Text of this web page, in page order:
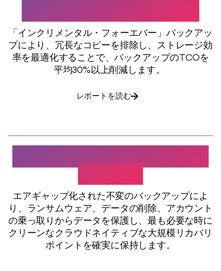
「インクリメンタル・フォーエバー」バックアッ
プにより、冗長なコピーを排除し、ストレージ効
率を最適化することで、バックアップのTCOを
平均30%以上削減します。
レポートを読む
エアギャップ化された不変のバックアップによ
り、ランサムウェア、データの削除、アカウント
の乗っ取りからデータを保護し、最も必要な時に
クリーンなクラウドネイティブな大規模リカバリ
ポイントを確実に保持します。